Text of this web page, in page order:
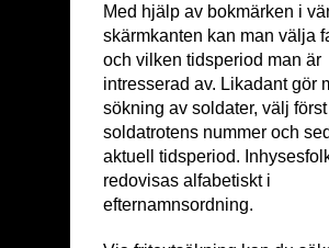
Med hjälp av bokmärken i
skärmkanten kan man välja
och vilken tidsperiod man är
intresserad av. Likadant gör
sökning av soldater, välj först
soldatrotens nummer och
aktuell tidsperiod.
redovisas alfabetiskt i
efternamnsordning.